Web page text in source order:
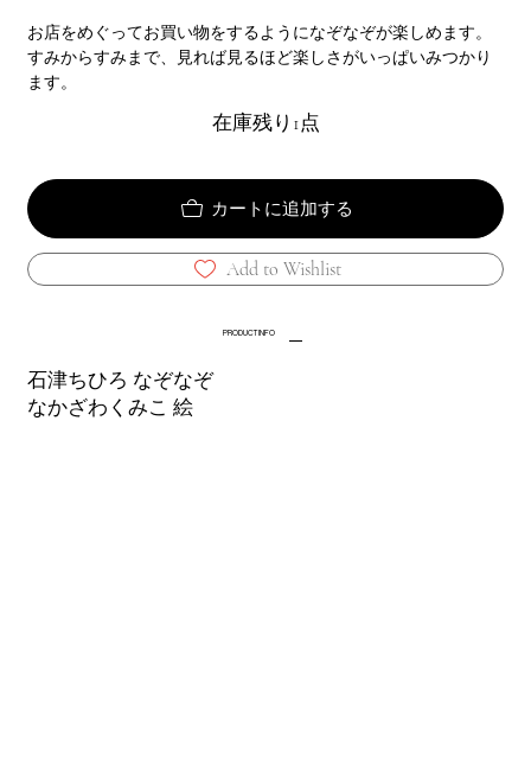
お店をめぐってお買い物をするようになぞなぞが楽しめます。
すみからすみまで、見れば見るほど楽しさがいっぱいみつかり
ます。
在庫残り1点
カートに追加する
Add to Wishlist
PRODUCT INFO
石津ちひろ なぞなぞ
なかざわくみこ 絵